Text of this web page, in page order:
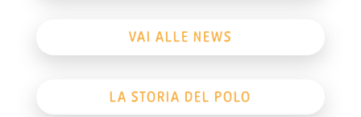
VAI ALLE NEWS
LA STORIA DEL POLO